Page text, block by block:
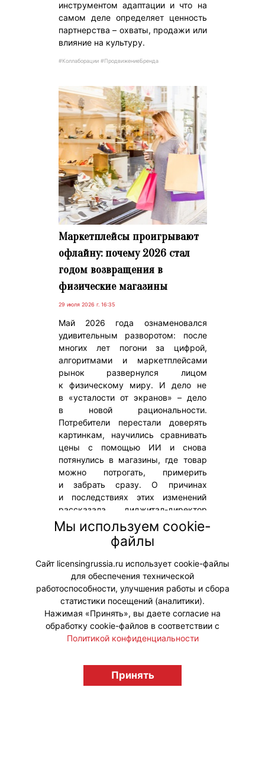
инструментом адаптации и что на
самом деле определяет ценность
партнерства – охваты, продажи или
влияние на культуру.
#Коллаборации #ПродвижениеБренда
Маркетплейсы проигрывают
офлайну: почему 2026 стал
годом возвращения в
физические магазины
29 июля 2026 г. 16:35
Май 2026 года ознаменовался
удивительным разворотом: после
многих лет погони за цифрой,
алгоритмами и маркетплейсами
рынок развернулся лицом
к физическому миру. И дело не
в «усталости от экранов» – дело
в новой рациональности.
Потребители перестали доверять
картинкам, научились сравнивать
цены с помощью ИИ и снова
потянулись в магазины, где товар
можно потрогать, примерить
и забрать сразу. О причинах
и последствиях этих изменений
рассказала диджитал-директор
рекламного
агентства НЕКТАРИН Екатерина
Фролова, автор ежемесячной
колонки «Свои люди в диджитал».
#Тренды
licensingrussia.ru, 2009-2026 12+
Мы используем cookie-
файлы
Сайт licensingrussia.ru использует cookie-файлы
для обеспечения технической
работоспособности, улучшения работы и сбора
статистики посещений (аналитики).
Нажимая «Принять», вы даете согласие на
обработку cookie-файлов в соответствии с
Политикой конфиденциальности
Принять